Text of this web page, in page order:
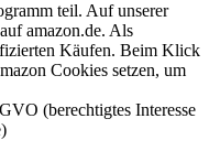
teil. Auf unserer
amazon.de. Als
Käufen. Beim Klick
Cookies setzen, um
(berechtigtes Interesse